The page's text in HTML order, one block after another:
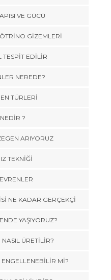
VE GÜCÜ
GİZEMLERİ
TESPİT EDİLİR
NEREDE?
TÜRLERİ
?
ARIYORUZ
TEKNİĞİ
NE KADAR GERÇEKÇİ
YAŞIYORUZ?
ÜRETİLİR?
Mİ?